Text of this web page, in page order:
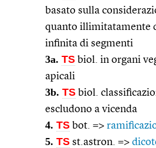
basato sulla
quanto illimitatamente
infinita di segmenti
3a. TS biol. in organi
apicali
3b. TS biol.
escludono a vicenda
4. TS bot. =>
5. TS st.astron. =>